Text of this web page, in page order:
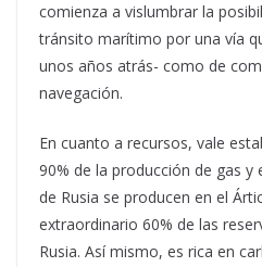
comienza a vislumbrar la
tránsito marítimo por una vía
unos años atrás- como de
navegación.
En cuanto a recursos, vale
90% de la producción de gas y
de Rusia se producen en el
extraordinario 60% de las
Rusia. Así mismo, es rica en